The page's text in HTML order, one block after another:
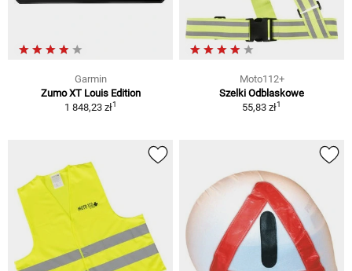
Garmin
Zumo XT Louis Edition
1 848,23 zł1
Moto112+
Szelki Odblaskowe
55,83 zł1